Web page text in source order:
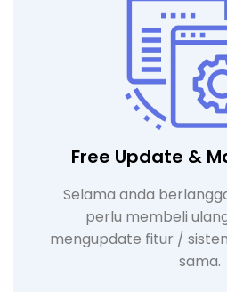
Free Update &
Selama anda
perlu membeli
mengupdate fitur /
sama.